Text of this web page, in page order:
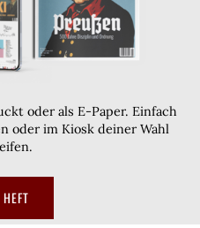
oder als E-Paper. Einfach
oder im Kiosk deiner Wahl